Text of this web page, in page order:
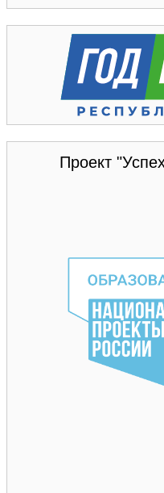
Проект